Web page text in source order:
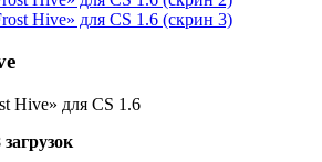
Hive» для CS 1.6
загрузок